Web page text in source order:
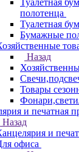
Туалетная
полотенца
Туалетная
Бумажные
Назад
Товары
и печатная
Назад
и
офиса